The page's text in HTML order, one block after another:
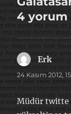
4 yorum
Erkdedi
ki:
24 Kasım 2012,
Müdür twitte